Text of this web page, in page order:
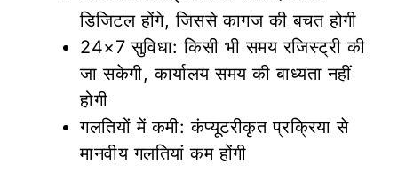
डिजिटल होंगे, जिससे कागज की बचत होगी
24×7 सुविधा: किसी भी समय रजिस्ट्री की
जा सकेगी, कार्यालय समय की बाध्यता नहीं
होगी
गलतियों में कमी: कंप्यूटरीकृत प्रक्रिया से
मानवीय गलतियां कम होंगी